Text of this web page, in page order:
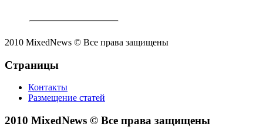
2010 MixedNews © Все права защищены
Страницы
Контакты
Размещение статей
2010 MixedNews © Все права защищены